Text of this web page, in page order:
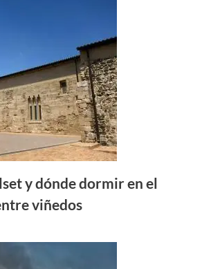
y dónde dormir en el
viñedos